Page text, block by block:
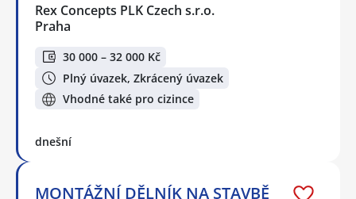
Rex Concepts PLK Czech s.r.o.
Praha
30 000 – 32 000 Kč
Plný úvazek, Zkrácený úvazek
Vhodné také pro cizince
dnešní
MONTÁŽNÍ DĚLNÍK NA STAVBĚ